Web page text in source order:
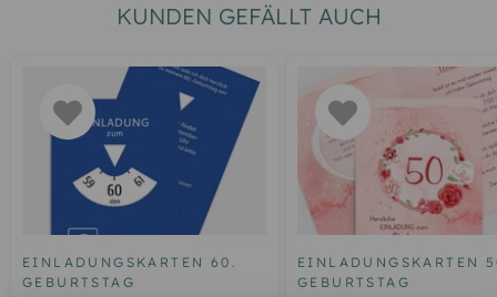
KUNDEN GEFÄLLT AUCH
EINLADUNGSKARTEN 60.
GEBURTSTAG
EINLADUNGSKARTEN
GEBURTSTAG